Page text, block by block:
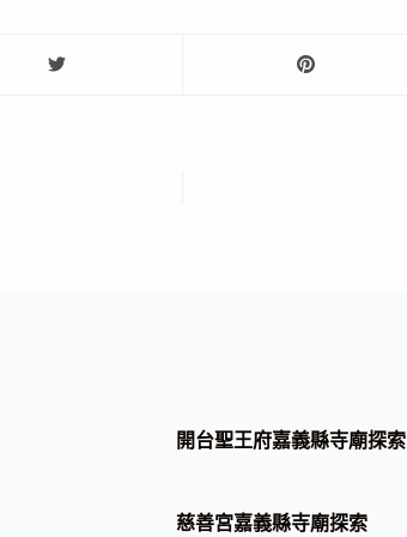
開台聖王府嘉義縣寺廟探索
慈善宮嘉義縣寺廟探索